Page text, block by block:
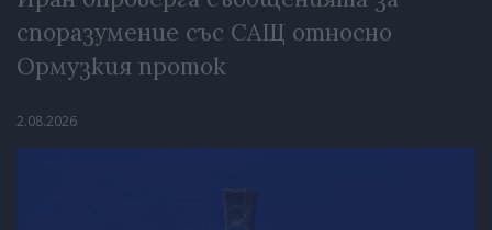
споразумение със САЩ относно
Ормузкия проток
2.08.2026